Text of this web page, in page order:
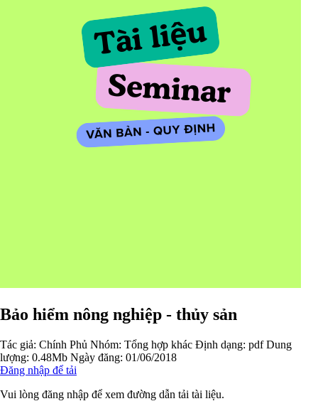
Bảo hiểm nông nghiệp - thủy sản
Tác giả: Chính Phủ Nhóm: Tổng hợp khác Định dạng: pdf Dung
lượng: 0.48Mb Ngày đăng: 01/06/2018
Đăng nhập để tải
Vui lòng đăng nhập để xem đường dẫn tải tài liệu.